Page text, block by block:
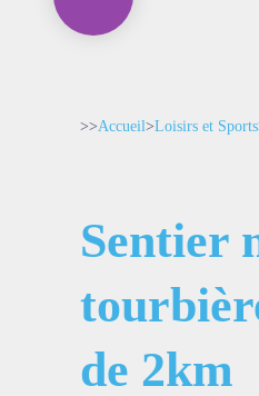
>>Accueil>Loisirs et Sports
Sentier
de 2km